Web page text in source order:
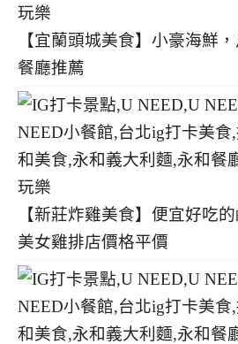
【宜蘭頭城美食】小豪海鮮
餐廳推薦
【新莊炸雞美食】便宜好吃
美女雞排店價格平價